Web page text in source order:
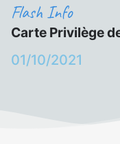
Flash Info
Carte Privilège
01/10/2021